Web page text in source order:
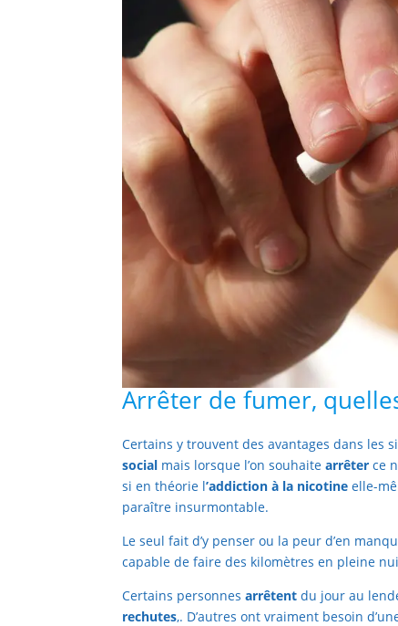
Arrêter de fumer,
Certains y trouvent des avantages dans les
social mais lorsque l’on souhaitearrêterce
si en théorie l’addiction à la nicotine elle-
paraître insurmontable.
Le seul fait d’y penser ou la peur d’en
capable de faire des kilomètres en pleine
Certains personnesarrêtentdu jour au
rechutes,. D’autres ont vraiment besoin